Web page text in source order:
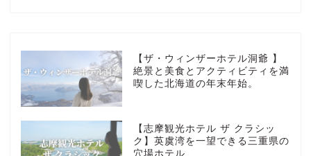
【ザ・ウィンザーホテル洞爺 】
絶景と美食とアクティビティを満
喫した北海道の年末年始。
【志摩観光ホテル ザ クラシッ
ク】英虞湾を一望できる三重県の
穴場ホテル
HOTEL
MarriottBonvoy
TRAVEL